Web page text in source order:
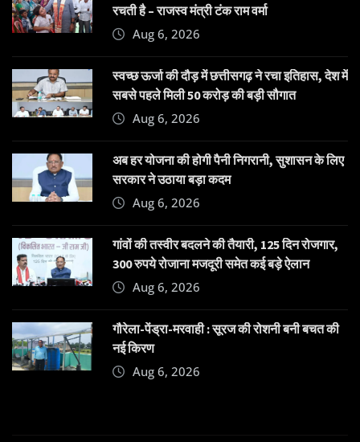
रचती है – राजस्व मंत्री टंक राम वर्मा
Aug 6, 2026
स्वच्छ ऊर्जा की दौड़ में छत्तीसगढ़ ने रचा इतिहास, देश में
सबसे पहले मिली 50 करोड़ की बड़ी सौगात
Aug 6, 2026
अब हर योजना की होगी पैनी निगरानी, सुशासन के लिए
सरकार ने उठाया बड़ा कदम
Aug 6, 2026
गांवों की तस्वीर बदलने की तैयारी, 125 दिन रोजगार,
300 रुपये रोजाना मजदूरी समेत कई बड़े ऐलान
Aug 6, 2026
गौरेला-पेंड्रा-मरवाही : सूरज की रोशनी बनी बचत की
नई किरण
Aug 6, 2026